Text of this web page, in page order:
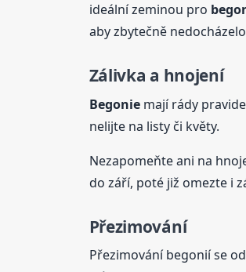
ideální zeminou pro
aby zbytečně
Zálivka a hnojení
Begoniemají rády
nelijte na listy či květy.
Nezapomeňte ani na
do září, poté již omezte i
Přezimování
Přezimování begonií se